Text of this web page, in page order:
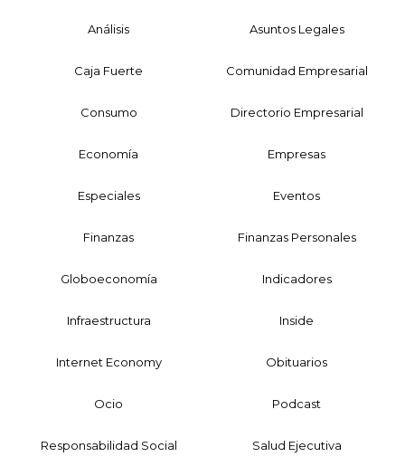
Análisis Asuntos Legales
Caja Fuerte Comunidad Empresarial
Consumo Directorio Empresarial
Economía Empresas
Especiales Eventos
Finanzas Finanzas Personales
Globoeconomía Indicadores
Infraestructura Inside
Internet Economy Obituarios
Ocio Podcast
Responsabilidad Social Salud Ejecutiva